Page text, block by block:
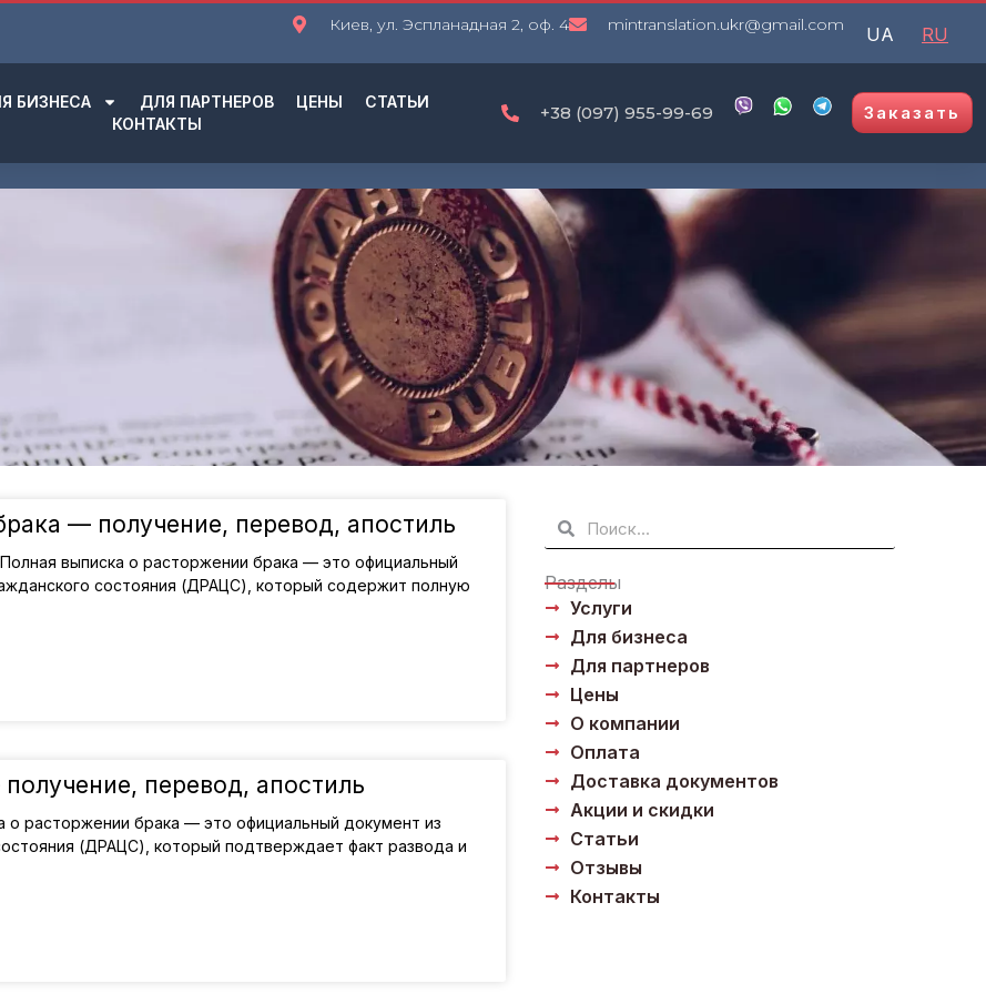
Киев, ул. Эспланадная 2, оф. 4 mintranslation.ukr@gmail.com UA RU
БИЗНЕСА ДЛЯ ПАРТНЕРОВ ЦЕНЫ
СТАТЬИ
КОНТАКТЫ
+38 (097) 955-99-69 Заказать
— получение, перевод, апостиль
выписка о расторжении брака — это официальный
состояния (ДРАЦС), который содержит полную
перевод, апостиль
о расторжении брака — это официальный документ из
(ДРАЦС), который подтверждает факт развода и
ПоискПоиск
Разделы
Услуги
Для бизнеса
Для партнеров
Цены
О компании
Оплата
Доставка документов
Акции и скидки
Статьи
Отзывы
Контакты